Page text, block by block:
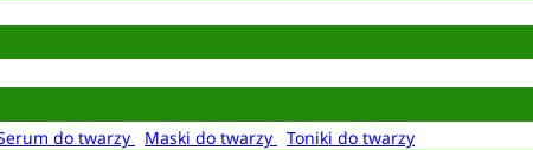
do twarzy Maski do twarzy
Toniki do twarzy